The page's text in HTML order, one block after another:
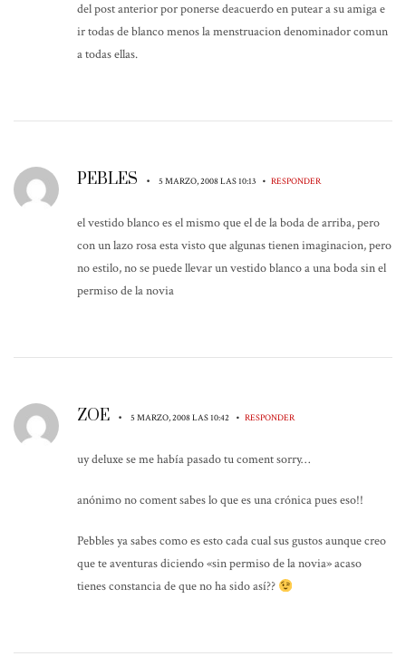
del post anterior por ponerse deacuerdo en putear a su amiga e
ir todas de blanco menos la menstruacion denominador comun
a todas ellas.
PEBLES • 5 MARZO, 2008 LAS 10:13 • RESPONDER
el vestido blanco es el mismo que el de la boda de arriba, pero
con un lazo rosa esta visto que algunas tienen imaginacion, pero
no estilo, no se puede llevar un vestido blanco a una boda sin el
permiso de la novia
ZOE • 5 MARZO, 2008 LAS 10:42 • RESPONDER
uy deluxe se me había pasado tu coment sorry…
anónimo no coment sabes lo que es una crónica pues eso!!
Pebbles ya sabes como es esto cada cual sus gustos aunque creo
que te aventuras diciendo «sin permiso de la novia» acaso
tienes constancia de que no ha sido así??